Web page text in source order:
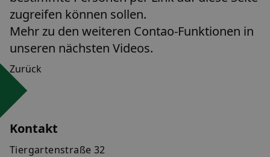
zugreifen können sollen.
Mehr zu den weiteren Contao-Funktionen in
unseren nächsten Videos.
Zurück
Kontakt
Tiergartenstraße 32